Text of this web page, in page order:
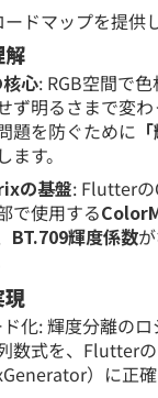
ドマップを提供
解
心: RGB空間で
ず明るさまで変
題を防ぐために
す。
の基盤: Flutter
で使用する
BT.709輝度係数
現
化: 輝度分離の
数式を、Flutter
）に正